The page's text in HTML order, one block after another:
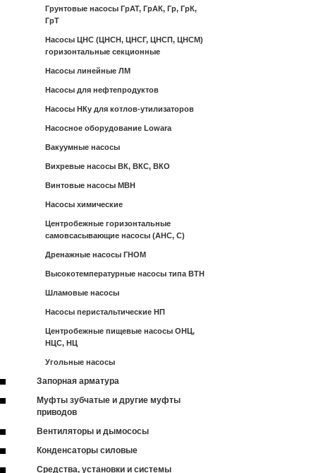
Грунтовые насосы ГрАТ, ГрАК, Гр, ГрК,
ГрТ
Насосы ЦНС (ЦНСН, ЦНСГ, ЦНСП, ЦНСМ)
горизонтальные секционные
Насосы линейные ЛМ
Насосы для нефтепродуктов
Насосы НКу для котлов-утилизаторов
Насосное оборудование Lowara
Вакуумные насосы
Вихревые насосы ВК, ВКС, ВКО
Винтовые насосы МВН
Насосы химические
Центробежные горизонтальные
самовсасывающие насосы (АНС, С)
Дренажные насосы ГНОМ
Высокотемпературные насосы типа ВТН
Шламовые насосы
Насосы перистальтические НП
Центробежные пищевые насосы ОНЦ,
НЦС, НЦ
Угольные насосы
Запорная арматура
Муфты зубчатые и другие муфты
приводов
Вентиляторы и дымососы
Конденсаторы силовые
Средства, установки и системы